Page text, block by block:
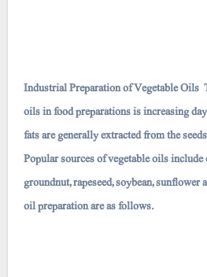
Industrial Preparation of Vegetable Oils
oils in food preparations is increasing
fats are generally extracted from the
Popular sources of vegetable oils
groundnut, rapeseed, soybean, sunflower
oil preparation are as follows.